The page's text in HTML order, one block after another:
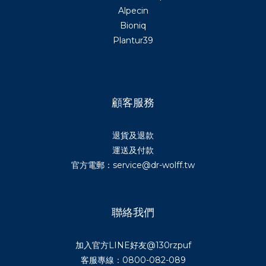
Alpecin
Bioniq
Plantur39
顧客服務
退貨及退款
運送及付款
官方電郵：service@dr-wolff.tw
聯絡我們
加入官方LINE好友@130rzpuf
客服專線：0800-082-089